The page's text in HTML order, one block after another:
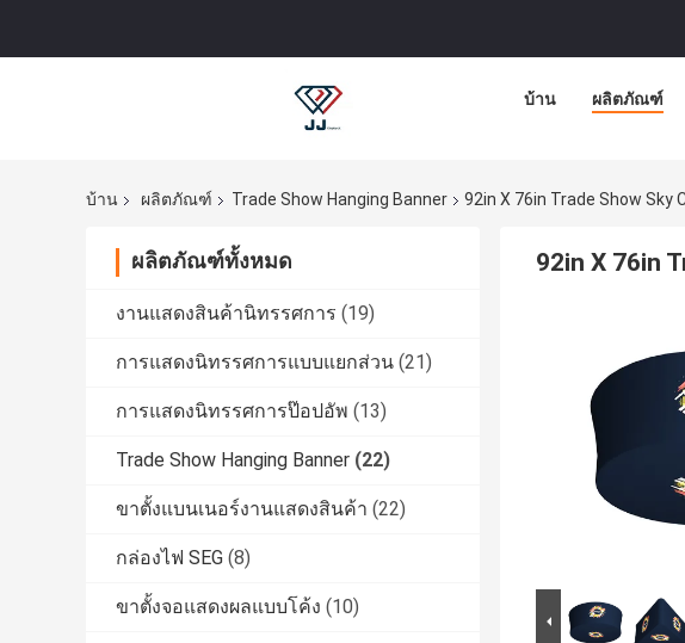
บ้าน ผลิตภัณฑ์
บ้าน ผลิตภัณฑ์ Trade Show Hanging Banner 92in X 76in Trade Show
ผลิตภัณฑ์ทั้งหมด
งานแสดงสินค้านิทรรศการ (19)
การแสดงนิทรรศการแบบแยกส่วน (21)
การแสดงนิทรรศการป๊อปอัพ (13)
Trade Show Hanging Banner (22)
ขาตั้งแบนเนอร์งานแสดงสินค้า (22)
กล่องไฟ SEG (8)
ขาตั้งจอแสดงผลแบบโค้ง (10)
92in X 76in